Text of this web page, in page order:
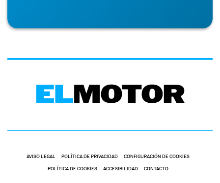
AVISO LEGAL POLÍTICA DE PRIVACIDAD CONFIGURACIÓN DE COOKIES
POLÍTICA DE COOKIES ACCESIBILIDAD CONTACTO